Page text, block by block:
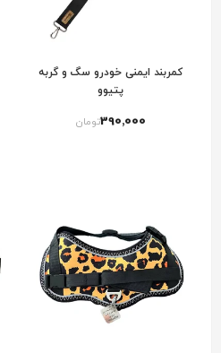
کمربند ایمنی خودرو سگ و گربه
پتیوو
390٬000تومان